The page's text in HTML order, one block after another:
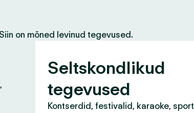
on mõned levinud tegevused.
Seltskondlikud
tegevused
Kontserdid, festivalid, karaoke, sport